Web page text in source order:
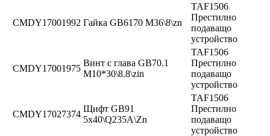
CMDY17001992 Гайка GB6170 M36\8\zn
TAF1506
Престилно
подаващо
устройство
CMDY17001975
Винт с глава GB70.1
M10*30\8.8\zin
TAF1506
Престилно
подаващо
устройство
CMDY17027374
Щифт GB91
5x40\Q235A\Zn
TAF1506
Престилно
подаващо
устройство